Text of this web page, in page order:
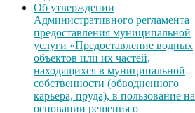
Об утверждении
Административного регламента
предоставления муниципальной
услуги «Предоставление водных
объектов или их частей,
находящихся в муниципальной
собственности (обводненного
карьера, пруда), в пользование на
основании решения о